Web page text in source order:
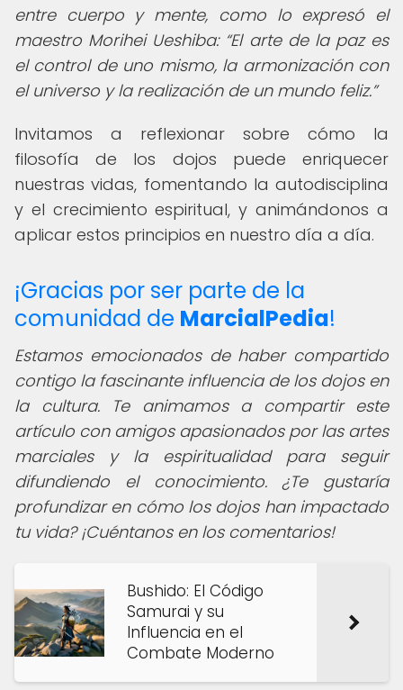
entre cuerpo y mente, como lo expresó el
maestro Morihei Ueshiba: El arte de la paz es
el control de uno mismo, la armonización con
el universo y la realización de un mundo feliz.
Invitamos a reflexionar sobre cómo la
filosofía de los dojos puede enriquecer
nuestras vidas, fomentando la autodisciplina
y el crecimiento espiritual, y animándonos a
aplicar estos principios en nuestro día a día.
¡Gracias por ser parte de la
comunidad de MarcialPedia!
Estamos emocionados de haber compartido
contigo la fascinante influencia de los dojos en
la cultura. Te animamos a compartir este
artículo con amigos apasionados por las artes
marciales y la espiritualidad para seguir
difundiendo el conocimiento.¿Te gustaría
profundizar en cómo los dojos han impactado
tu vida? ¡Cuéntanos en los comentarios!
Bushido: El Código
Samurai y su
Influencia en el
Combate Moderno